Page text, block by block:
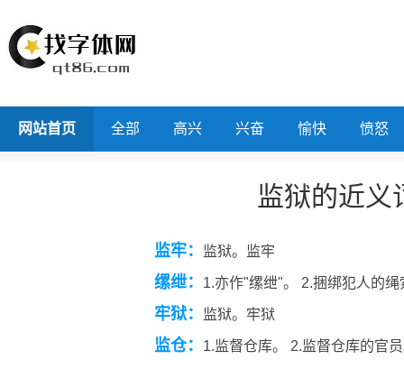
网站首页 全部 高兴 兴奋 愉快 愤怒
监狱的近义
监牢： 监狱。监牢
缧绁： 1.亦作"缧绁"。 2.捆绑犯人的
牢狱： 监狱。牢狱
监仓： 1.监督仓库。 2.监督仓库的官